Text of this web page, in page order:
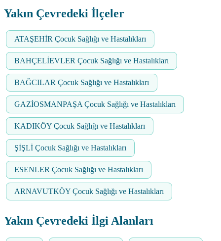
Yakın Çevredeki İlçeler
ATAŞEHİR Çocuk Sağlığı ve Hastalıkları
BAHÇELİEVLER Çocuk Sağlığı ve Hastalıkları
BAĞCILAR Çocuk Sağlığı ve Hastalıkları
GAZİOSMANPAŞA Çocuk Sağlığı ve Hastalıkları
KADIKÖY Çocuk Sağlığı ve Hastalıkları
ŞİŞLİ Çocuk Sağlığı ve Hastalıkları
ESENLER Çocuk Sağlığı ve Hastalıkları
ARNAVUTKÖY Çocuk Sağlığı ve Hastalıkları
Yakın Çevredeki İlgi Alanları